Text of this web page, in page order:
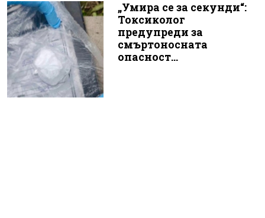
„Умира се за секунди“:
Токсиколог
предупреди за
смъртоносната
опасност...